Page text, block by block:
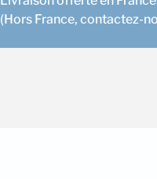
(Hors France, contactez-